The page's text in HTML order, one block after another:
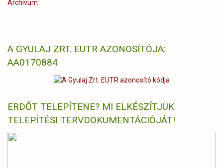
Archívum
A GYULAJ ZRT. EUTR AZONOSÍTÓJA:
AA0170884
ERDŐT TELEPÍTENE? MI ELKÉSZÍTJÜK
TELEPÍTÉSI TERVDOKUMENTÁCIÓJÁT!